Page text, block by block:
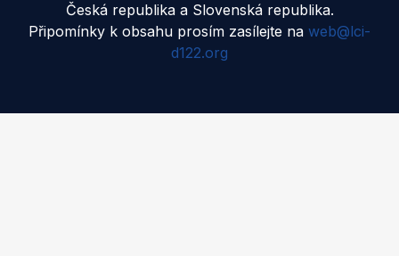
Česká republika a Slovenská republika.
Připomínky k obsahu prosím zasílejte na web@lci-
d122.org